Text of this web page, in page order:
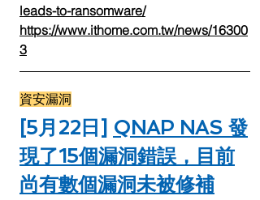
leads-to-ransomware/
https://www.ithome.com.tw/news/16300
3
資安漏洞
[5月22日] QNAP NAS 發
現了15個漏洞錯誤，目前
尚有數個漏洞未被修補